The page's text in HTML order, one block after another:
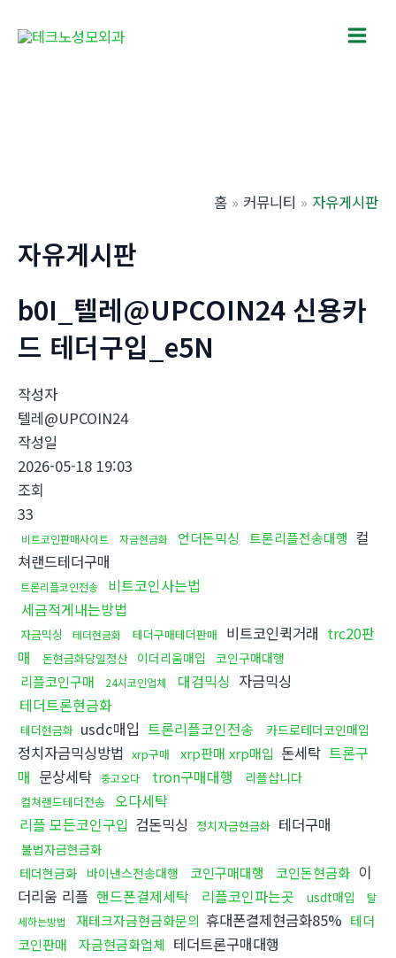
Main
홈 커뮤니티 자유게시판
자유게시판
b0I_텔레@UPCOIN24 신용카
드 테더구입_e5N
작성자
텔레@UPCOIN24
작성일
2026-05-18 19:03
조회
33
비트코인판매사이트 자금현금화 언더돈믹싱 트론리플전송대행 컬
쳐랜드테더구매
트론리플코인전송
비트코인사는법
세금적게내는방법
자금믹싱 테더현금화 테더구매테더판매 비트코인퀵거래 trc20판
매
돈현금화당일정산 이더리움매입 코인구매대행
리플코인구매 24시코인업체 대검믹싱 자금믹싱
테더트론현금화
테더현금화 usdc매입 트론리플코인전송 카드로테더코인매입
정치자금믹싱방법 xrp구매 xrp판매 xrp매입 돈세탁 트론구
매 문상세탁 중고오다 tron구매대행 리플삽니다
컬쳐랜드테더전송
오다세탁
리플 모든코인구입 검돈믹싱 정치자금현금화 테더구매
불법자금현금화
테더현금화 바이낸스전송대행 코인구매대행 코인돈현금화 이
더리움 리플 핸드폰결제세탁 리플코인파는곳 usdt매입
탈
세하는방법
재테크자금현금화문의 휴대폰결제현금화85% 테더
코인판매
자금현금화업체 테더트론구매대행